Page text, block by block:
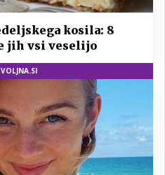
kosila: 8
jih vsi veselijo